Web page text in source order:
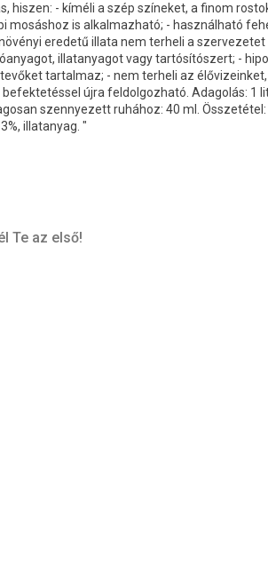
hiszen: - kíméli a szép színeket, a finom
mosáshoz is alkalmazható; - használható
eredetű illata nem terheli a szervezetet
illatanyagot vagy tartósítószert; -
tartalmaz; - nem terheli az
újra feldolgozható. Adagolás: 1
szennyezett ruhához: 40 ml.
illatanyag. "
Te az első!